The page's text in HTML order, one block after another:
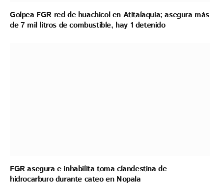
Golpea FGR red de huachicol en Atitalaquia; asegura más
de 7 mil litros de combustible, hay 1 detenido
FGR asegura e inhabilita toma clandestina de
hidrocarburo durante cateo en Nopala